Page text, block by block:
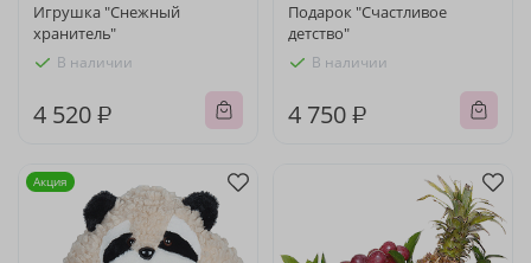
Игрушка "Снежный
хранитель"
В наличии
4 520 ₽
Подарок "Счастливое
детство"
В наличии
4 750 ₽
Акция